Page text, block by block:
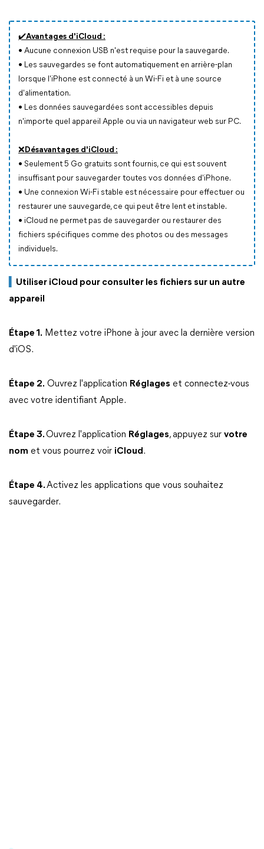
✔️Avantages d'iCloud :
• Aucune connexion USB n'est requise pour la sauvegarde.
• Les sauvegardes se font automatiquement en arrière-plan
lorsque l'iPhone est connecté à un Wi-Fi et à une source
d'alimentation.
• Les données sauvegardées sont accessibles depuis
n'importe quel appareil Apple ou via un navigateur web sur PC.
❌Désavantages d'iCloud :
• Seulement 5 Go gratuits sont fournis, ce qui est souvent
insuffisant pour sauvegarder toutes vos données d'iPhone.
• Une connexion Wi-Fi stable est nécessaire pour effectuer ou
restaurer une sauvegarde, ce qui peut être lent et instable.
• iCloud ne permet pas de sauvegarder ou restaurer des
fichiers spécifiques comme des photos ou des messages
individuels.
Utiliser iCloud pour consulter les fichiers sur un autre
appareil
Étape 1. Mettez votre iPhone à jour avec la dernière version
d'iOS.
Étape 2. Ouvrez l'application Réglages et connectez-vous
avec votre identifiant Apple.
Étape 3.Ouvrez l'application Réglages, appuyez sur votre
nom et vous pourrez voir iCloud.
Étape 4.Activez les applications que vous souhaitez
sauvegarder.